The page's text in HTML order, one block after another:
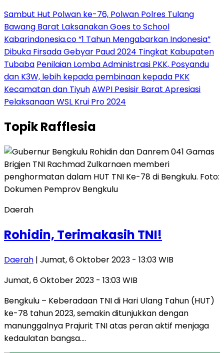
Sambut Hut Polwan ke-76, Polwan Polres Tulang
Bawang Barat Laksanakan Goes to School
Kabarindonesia.co “1 Tahun Mengabarkan Indonesia”
Dibuka Firsada Gebyar Paud 2024 Tingkat Kabupaten
Tubaba Penilaian Lomba Administrasi PKK, Posyandu
dan K3W, lebih kepada pembinaan kepada PKK
Kecamatan dan TiyuhAWPI Pesisir Barat Apresiasi
Pelaksanaan WSL Krui Pro 2024
TopikRafflesia
Daerah
Rohidin, Terimakasih TNI!
Daerah | Jumat, 6 Oktober 2023 - 13:03 WIB
Jumat, 6 Oktober 2023 - 13:03 WIB
Bengkulu – Keberadaan TNI di Hari Ulang Tahun (HUT)
ke-78 tahun 2023, semakin ditunjukkan dengan
manunggalnya Prajurit TNI atas peran aktif menjaga
kedaulatan bangsa….